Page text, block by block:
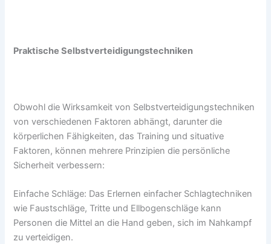
Praktische Selbstverteidigungstechniken
Obwohl die Wirksamkeit von Selbstverteidigungstechniken
von verschiedenen Faktoren abhängt, darunter die
körperlichen Fähigkeiten, das Training und situative
Faktoren, können mehrere Prinzipien die persönliche
Sicherheit verbessern:
Einfache Schläge: Das Erlernen einfacher Schlagtechniken
wie Faustschläge, Tritte und Ellbogenschläge kann
Personen die Mittel an die Hand geben, sich im Nahkampf
zu verteidigen.